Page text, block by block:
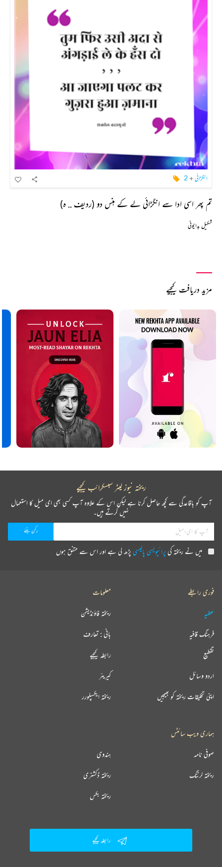
انگڑائی+
2
تم پھر اسی ادا سے انگڑائی لے کے ہنس دو (ردیف .. ہ)
شکیل بدایونی
مزید دریافت کیجیے
ریختہ نیوز لیٹر سبسکرائب کیجیے
آپ کو باقاعدگی سے کچھ حاصل کرنا ہے لیکن اس کے علاوہ آپ کسی بھی ای میل کا استعمال
نہیں کرتے ہیں۔
میں نے ریختہ کی پرائیویسی پالیسی پڑھ لی ہے اور اس سے متفق ہوں
فوری رابطے
عطیہ
فرہنگ قافیہ
تقطیع
اردو وسائل
اپنی تخلیقات ریختہ کو بھیجیں
معلومات
ریختہ فاؤنڈیشن
بانی : تعارف
رابطہ کیجیے
کیریئر
ریختہ ایکسپلورر
ہماری ویب سائٹس
ہندوی صوفی نامہ
ریختہ ڈکشنری ریختہ لرننگ
ریختہ بکس
رابطہ کیجیے